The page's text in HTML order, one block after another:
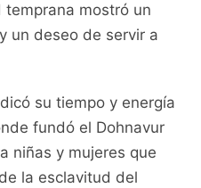
mostró un
un deseo de servir a
su tiempo y energía
fundó el Dohnavur
niñas y mujeres que
la esclavitud del